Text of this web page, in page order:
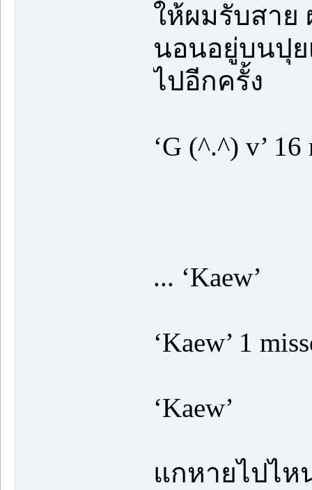
ให้ผมรับสาย
นอนอยู่บนปุ
ไปอีกครั้ง
‘G (^.^) v’
... ‘Kaew’
‘Kaew’ 1
‘Kaew’
แกหายไปไ